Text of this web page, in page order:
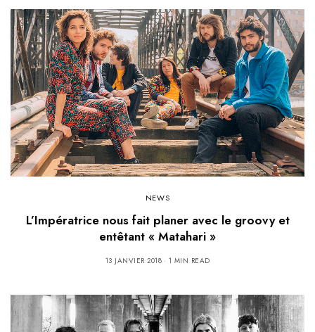
NEWS
L’Impératrice nous fait planer avec le groovy et
entêtant « Matahari »
13 JANVIER 2018 1 MIN READ